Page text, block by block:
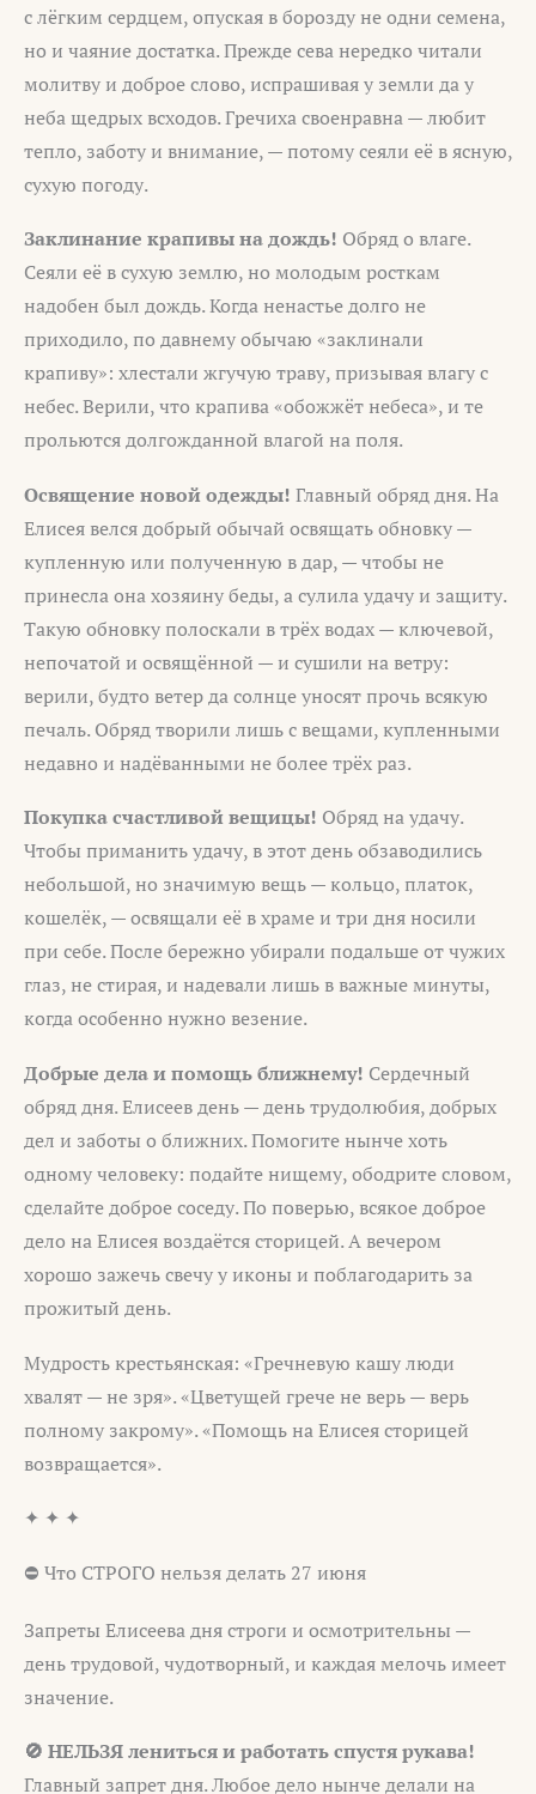
с лёгким сердцем, опуская в борозду не одни семена,
но и чаяние достатка. Прежде сева нередко читали
молитву и доброе слово, испрашивая у земли да у
неба щедрых всходов. Гречиха своенравна — любит
тепло, заботу и внимание, — потому сеяли её в ясную,
сухую погоду.
Заклинание крапивы на дождь! Обряд о влаге.
Сеяли её в сухую землю, но молодым росткам
надобен был дождь. Когда ненастье долго не
приходило, по давнему обычаю «заклинали
крапиву»: хлестали жгучую траву, призывая влагу с
небес. Верили, что крапива «обожжёт небеса», и те
прольются долгожданной влагой на поля.
Освящение новой одежды! Главный обряд дня. На
Елисея велся добрый обычай освящать обновку —
купленную или полученную в дар, — чтобы не
принесла она хозяину беды, а сулила удачу и защиту.
Такую обновку полоскали в трёх водах — ключевой,
непочатой и освящённой — и сушили на ветру:
верили, будто ветер да солнце уносят прочь всякую
печаль. Обряд творили лишь с вещами, купленными
недавно и надёванными не более трёх раз.
Покупка счастливой вещицы! Обряд на удачу.
Чтобы приманить удачу, в этот день обзаводились
небольшой, но значимую вещь — кольцо, платок,
кошелёк, — освящали её в храме и три дня носили
при себе. После бережно убирали подальше от чужих
глаз, не стирая, и надевали лишь в важные минуты,
когда особенно нужно везение.
Добрые дела и помощь ближнему! Сердечный
обряд дня. Елисеев день — день трудолюбия, добрых
дел и заботы о ближних. Помогите нынче хоть
одному человеку: подайте нищему, ободрите словом,
сделайте доброе соседу. По поверью, всякое доброе
дело на Елисея воздаётся сторицей. А вечером
хорошо зажечь свечу у иконы и поблагодарить за
прожитый день.
Мудрость крестьянская: «Гречневую кашу люди
хвалят — не зря». «Цветущей грече не верь — верь
полному закрому». «Помощь на Елисея сторицей
возвращается».
✦ ✦ ✦
⛔ Что СТРОГО нельзя делать 27 июня
Запреты Елисеева дня строги и осмотрительны —
день трудовой, чудотворный, и каждая мелочь имеет
значение.
🚫 НЕЛЬЗЯ лениться и работать спустя рукава!
Главный запрет дня. Любое дело нынче делали на